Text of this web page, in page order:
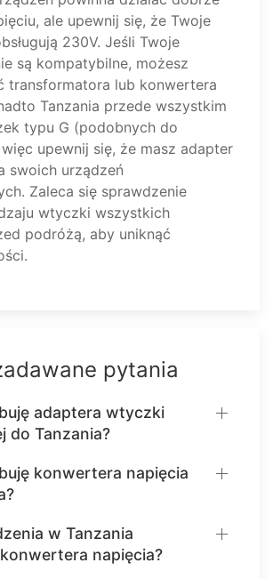
ale upewnij się, że Twoje
230V. Jeśli Twoje
są kompatybilne, możesz
transformatora lub konwertera
Tanzania przede wszystkim
typu G (podobnych do
upewnij się, że masz adapter
swoich urządzeń
Zaleca się sprawdzenie
wtyczki wszystkich
podróżą, aby uniknąć
pytania
adaptera wtyczki
do Tanzania?
konwertera napięcia
w Tanzania
napięcia?